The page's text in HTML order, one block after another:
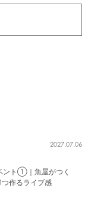
2027.07.06
ント①｜魚屋がつく
つ作るライブ感